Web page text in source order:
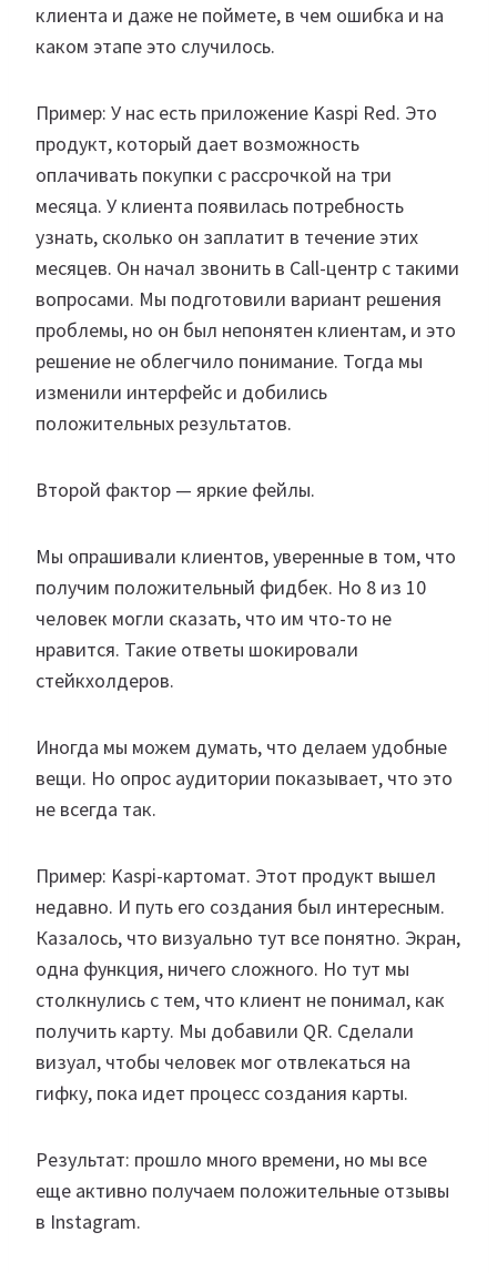
клиента и даже не поймете, в чем ошибка и на
каком этапе это случилось.​
Пример: У нас есть приложение Kaspi Red. Это
продукт, который дает возможность
оплачивать покупки с рассрочкой на три
месяца. У клиента появилась потребность
узнать, сколько он заплатит в течение этих
месяцев. Он начал звонить в Сall-центр с такими
вопросами. Мы подготовили вариант решения
проблемы, но он был непонятен клиентам, и это
решение не облегчило понимание. Тогда мы
изменили интерфейс и добились
положительных результатов.​
Второй фактор — яркие фейлы.
Мы опрашивали клиентов, уверенные в том, что
получим положительный фидбек. Но 8​ из 10
человек могли сказать, что им что-то не
нравится. Такие ответы шокировали
стейкхолдеров.​
Иногда мы можем думать, что делаем удобные
вещи. Но опрос аудитории показывает, что это
не всегда так.​
Пример: Kaspi-картомат. Этот продукт вышел
недавно. И путь его создания был интересным.
Казалось, что визуально тут все понятно. Экран,
одна функция, ничего сложного. Но тут мы
столкнулись с тем, что клиент не понимал, как
получить карту. Мы добавили QR. Сделали
визуал, чтобы человек мог отвлекаться на
гифку, пока идет процесс создания карты.​
Результат: прошло много времени, но мы все
еще активно получаем положительные отзывы
в Instagram.​ ​ ​